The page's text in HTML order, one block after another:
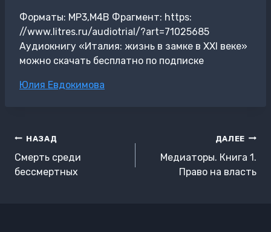
Форматы: MP3,M4B Фрагмент: https:
//www.litres.ru/audiotrial/?art=71025685
Аудиокнигу «Италия: жизнь в замке в XXI веке»
можно скачать бесплатно по подписке
Метки
Юлия Евдокимова
Навигация
по
записям
НАЗАД
Смерть среди
бессмертных
ДАЛЕЕ
Медиаторы. Книга 1.
Право на власть